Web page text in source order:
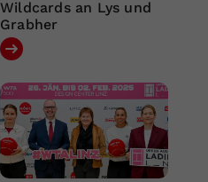
Wildcards an Lys und
Grabher